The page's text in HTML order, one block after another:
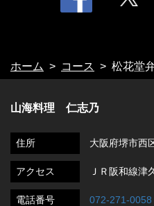
ホーム コース 松花堂
山海料理 仁志乃
住所 大阪府堺市西
アクセス ＪＲ阪和線津
電話番号 072-271-0058